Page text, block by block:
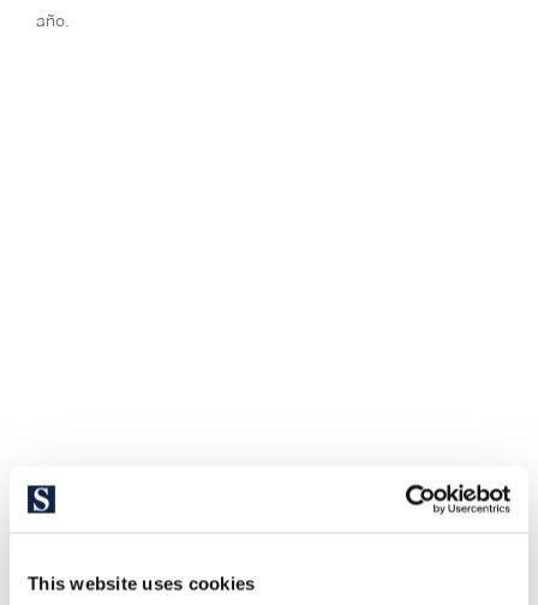
This website uses cookies
año.